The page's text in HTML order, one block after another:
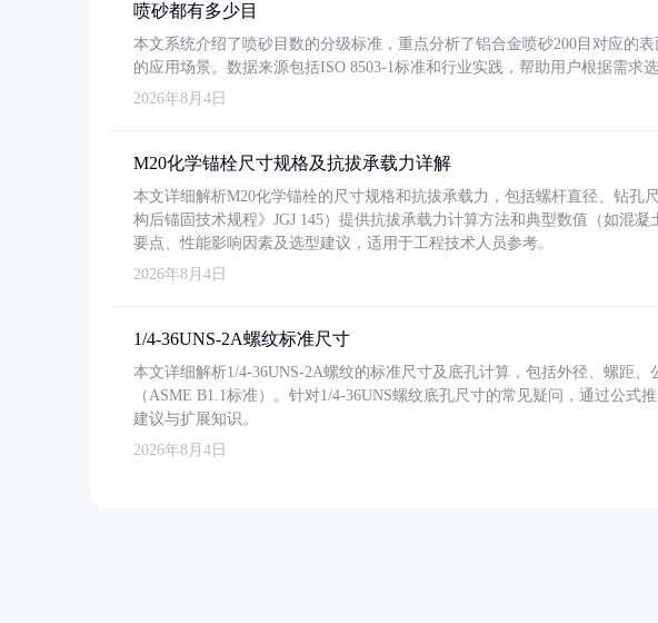
喷砂都有多少目
本文系统介绍了喷砂目数的分级标准，重点分析了铝合金喷砂200目对应的
的应用场景。数据来源包括ISO 8503-1标准和行业实践，帮助用户根据需求
2026年8月4日
M20化学锚栓尺寸规格及抗拔承载力详解
本文详细解析M20化学锚栓的尺寸规格和抗拔承载力，包括螺杆直径、钻孔
构后锚固技术规程》JGJ 145）提供抗拔承载力计算方法和典型数值（如混
要点、性能影响因素及选型建议，适用于工程技术人员参考。
2026年8月4日
1/4-36UNS-2A螺纹标准尺寸
本文详细解析1/4-36UNS-2A螺纹的标准尺寸及底孔计算，包括外径、螺距
（ASME B1.1标准）。针对1/4-36UNS螺纹底孔尺寸的常见疑问，通过公式
建议与扩展知识。
2026年8月4日